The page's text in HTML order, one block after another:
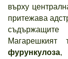
върху
притежава
фурункулоза,